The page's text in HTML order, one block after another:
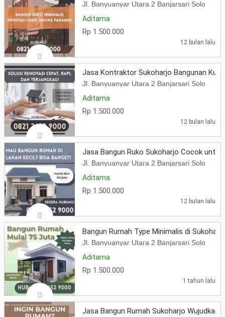
Jl. Banyuanyar Utara 2 Banjarsari Solo
Aditama
Rp 1.500.000
12 bulan lalu
Jasa Kontraktor Sukoharjo Bangunan
Jl. Banyuanyar Utara 2 Banjarsari Solo
Aditama
Rp 1.500.000
12 bulan lalu
Jasa Bangun Ruko Sukoharjo Cocok untuk
Jl. Banyuanyar Utara 2 Banjarsari Solo
Aditama
Rp 1.500.000
12 bulan lalu
Bangun Rumah Type Minimalis di
Jl. Banyuanyar Utara 2 Banjarsari Solo
Aditama
Rp 1.500.000
1 tahun lalu
Jasa Bangun Rumah Sukoharjo Wujudkan